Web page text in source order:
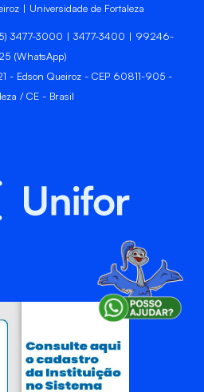
| Universidade de Fortaleza
3477-3000 | 3477-3400 | 99246-
(WhatsApp)
- Edson Queiroz - CEP 60811-905 -
/ CE - Brasil